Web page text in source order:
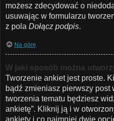
możesz zdecydować o
usuwając w formularzu
z pola Dołącz podpis.
Na górę
W jaki sposób można
Tworzenie ankiet jest proste.
bądź zmieniasz pierwszy post
tworzenia tematu będziesz
ankietę”. Kliknij ją i w